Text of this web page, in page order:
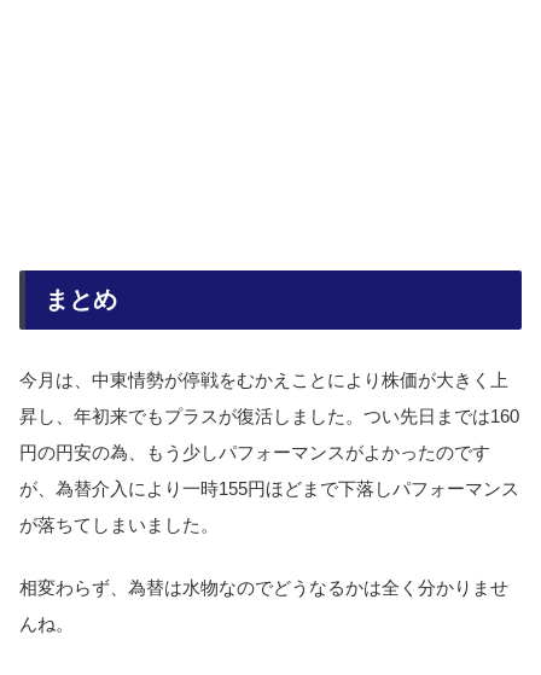
まとめ
今月は、中東情勢が停戦をむかえことにより株価が大きく上
昇し、年初来でもプラスが復活しました。つい先日までは160
円の円安の為、もう少しパフォーマンスがよかったのです
が、為替介入により一時155円ほどまで下落しパフォーマンス
が落ちてしまいました。
相変わらず、為替は水物なのでどうなるかは全く分かりませ
んね。